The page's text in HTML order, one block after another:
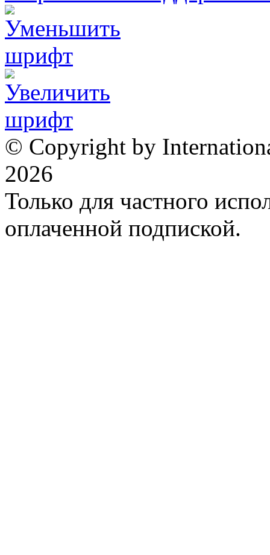
© Copyright by
2026
Только для частного
оплаченной подпиской.